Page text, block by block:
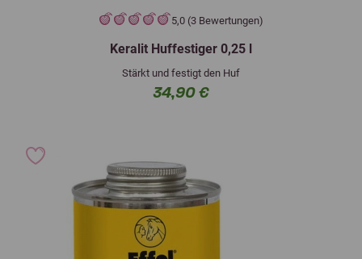
5,0 (3 Bewertungen)
Keralit Huffestiger 0,25 l
Stärkt und festigt den Huf
34,90 €